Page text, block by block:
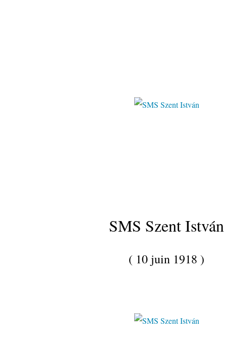
SMS Szent István
( 10 juin 1918 )